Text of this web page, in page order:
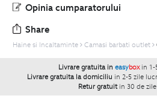
Opinia cumparatorului
Share
Haine si Incaltaminte Camasi barbati outlet
Livrare gratuita in easybox in 1-
Livrare gratuita la domiciliu in 2-5 zile
Retur gratuit in 30 de zile